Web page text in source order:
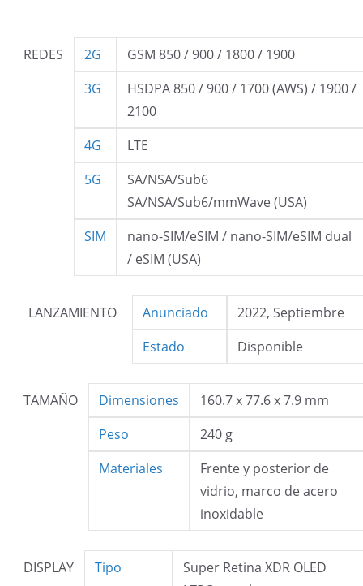
REDES 2G
GSM 850 / 900 / 1800 / 1900
3G
HSDPA 850 / 900 / 1700 (AWS) / 1900 /
2100
4G
LTE
5G
SA/NSA/Sub6
SA/NSA/Sub6/mmWave (USA)
SIM
nano-SIM/eSIM / nano-SIM/eSIM dual
/ eSIM (USA)
LANZAMIENTO Anunciado
2022, Septiembre
Estado
Disponible
TAMAÑO Dimensiones
160.7 x 77.6 x 7.9 mm
Peso
240 g
Materiales
Frente y posterior de
vidrio, marco de acero
inoxidable
DISPLAY Tipo
Super Retina XDR OLED